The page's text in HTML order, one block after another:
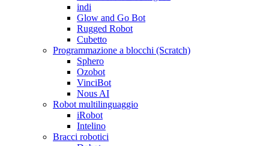
indi
Glow and Go Bot
Rugged Robot
Cubetto
Programmazione a blocchi (Scratch)
Sphero
Ozobot
VinciBot
Nous AI
Robot multilinguaggio
iRobot
Intelino
Bracci robotici